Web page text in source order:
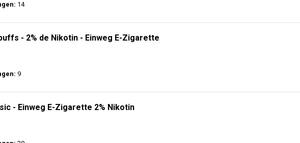
14
- 2% de Nikotin - Einweg E-Zigarette
9
- Einweg E-Zigarette 2% Nikotin